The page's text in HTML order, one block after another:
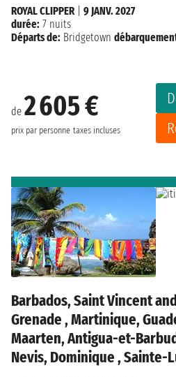
de 2 605 €
prix par personne taxes incluses
ROYAL CLIPPER
9 JANV. 2027
durée: 7 nuits
Départs de: Bridgetown
Barbados, Saint Vincent
Grenade , Martinique,
Maarten, Antigua-et-
Nevis, Dominique , Sainte-